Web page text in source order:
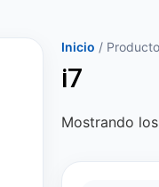
Inicio /
i7
Mostrando